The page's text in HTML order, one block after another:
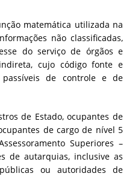
matemática utilizada na
não classificadas,
do serviço de órgãos e
cujo código fonte e
de controle e de
de Estado, ocupantes de
de cargo de nível 5
Superiores –
de autarquias, inclusive as
ou autoridades de